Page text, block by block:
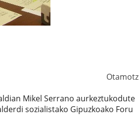
Otamotz
Mikel Serrano aurkeztukodute
sozialistako Gipuzkoako Foru